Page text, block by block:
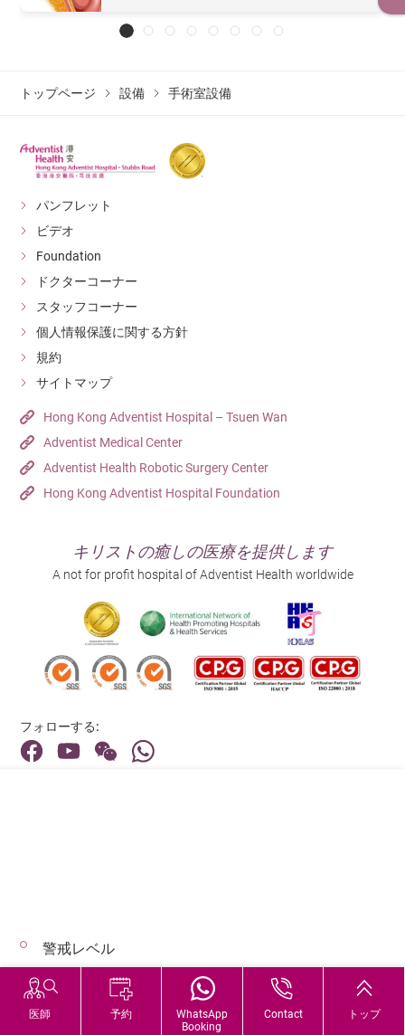
医師 予約
WhatsApp
Booking
Contact トップ
トップページ 設備 手術室設備
パンフレット
ビデオ
Foundation
ドクターコーナー
スタッフコーナー
個人情報保護に関する方針
規約
サイトマップ
Hong Kong Adventist Hospital – Tsuen Wan
Adventist Medical Center
Adventist Health Robotic Surgery Center
Hong Kong Adventist Hospital Foundation
キリストの癒しの医療を提供します
A not for profit hospital of Adventist Health worldwide
フォローする:
© 2026 著作権©アドベンティストヘルス 無断転載を禁じます。
警戒レベル
Hospital Services During Bad Weather